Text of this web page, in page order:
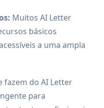
Muitos AI Letter
básicos
a uma ampla
fazem do AI Letter
para